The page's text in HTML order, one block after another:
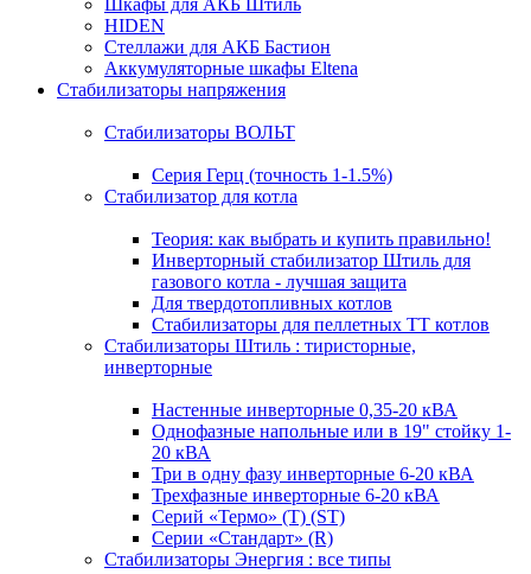
Шкафы для АКБ Штиль
HIDEN
Стеллажи для АКБ Бастион
Аккумуляторные шкафы Eltena
Стабилизаторы напряжения
Стабилизаторы ВОЛЬТ
Серия Герц (точность 1-1.5%)
Стабилизатор для котла
Теория: как выбрать и купить правильно!
Инверторный стабилизатор Штиль для
газового котла - лучшая защита
Для твердотопливных котлов
Стабилизаторы для пеллетных ТТ котлов
Стабилизаторы Штиль : тиристорные,
инверторные
Настенные инверторные 0,35-20 кВА
Однофазные напольные или в 19" стойку 1-
20 кВА
Три в одну фазу инверторные 6-20 кВА
Трехфазные инверторные 6-20 кВА
Серий «Термо» (T) (ST)
Серии «Стандарт» (R)
Стабилизаторы Энергия : все типы